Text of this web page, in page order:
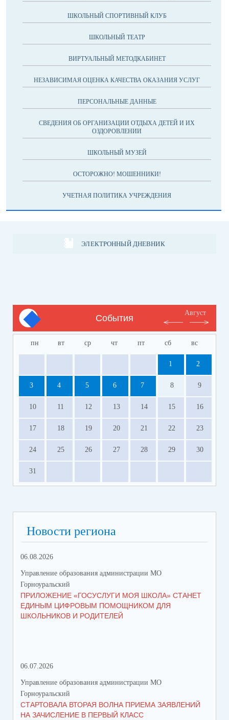
ШКОЛЬНЫЙ СПОРТИВНЫЙ КЛУБ
ШКОЛЬНЫЙ ТЕАТР
ВИРТУАЛЬНЫЙ МЕТОДКАБИНЕТ
НЕЗАВИСИМАЯ ОЦЕНКА КАЧЕСТВА ОКАЗАНИЯ УСЛУГ
ПЕРСОНАЛЬНЫЕ ДАННЫЕ
СВЕДЕНИЯ ОБ ОРГАНИЗАЦИИ ОТДЫХА ДЕТЕЙ И ИХ
ОЗДОРОВЛЕНИИ
ШКОЛЬНЫЙ МУЗЕЙ
ОСТОРОЖНО! МОШЕННИКИ!
УЧЕТНАЯ ПОЛИТИКА УЧРЕЖДЕНИЯ
ЭЛЕКТРОННЫЙ ДНЕВНИК
События
Август
пн вт ср чт пт сб вс
1 2
3 4 5 6 7 8 9
10 11 12 13 14 15 16
17 18 19 20 21 22 23
24 25 26 27 28 29 30
31
Новости региона
06.08.2026
Управление образования администрации МО
Горноуральский
ПРИЛОЖЕНИЕ «ГОСУСЛУГИ МОЯ ШКОЛА» СТАНЕТ
ЕДИНЫМ ЦИФРОВЫМ ПОМОЩНИКОМ ДЛЯ
ШКОЛЬНИКОВ И РОДИТЕЛЕЙ
06.07.2026
Управление образования администрации МО
Горноуральский
СТАРТОВАЛА ВТОРАЯ ВОЛНА ПРИЕМА ЗАЯВЛЕНИЙ
НА ЗАЧИСЛЕНИЕ В ПЕРВЫЙ КЛАСС